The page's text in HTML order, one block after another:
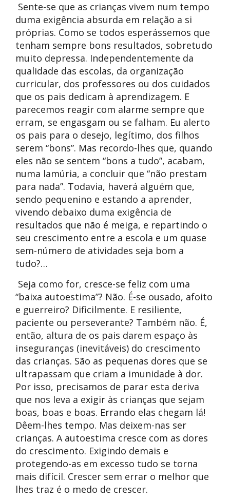
Sente-se que as crianças vivem num tempo
duma exigência absurda em relação a si
próprias. Como se todos esperássemos que
tenham sempre bons resultados, sobretudo
muito depressa. Independentemente da
qualidade das escolas, da organização
curricular, dos professores ou dos cuidados
que os pais dedicam à aprendizagem. E
parecemos reagir com alarme sempre que
erram, se engasgam ou se falham. Eu alerto
os pais para o desejo, legítimo, dos filhos
serem “bons”. Mas recordo-lhes que, quando
eles não se sentem “bons a tudo”, acabam,
numa lamúria, a concluir que “não prestam
para nada”. Todavia, haverá alguém que,
sendo pequenino e estando a aprender,
vivendo debaixo duma exigência de
resultados que não é meiga, e repartindo o
seu crescimento entre a escola e um quase
sem-número de atividades seja bom a
tudo?…
Seja como for, cresce-se feliz com uma
“baixa autoestima”? Não. É-se ousado, afoito
e guerreiro? Dificilmente. E resiliente,
paciente ou perseverante? Também não. É,
então, altura de os pais darem espaço às
inseguranças (inevitáveis) do crescimento
das crianças. São as pequenas dores que se
ultrapassam que criam a imunidade à dor.
Por isso, precisamos de parar esta deriva
que nos leva a exigir às crianças que sejam
boas, boas e boas. Errando elas chegam lá!
Dêem-lhes tempo. Mas deixem-nas ser
crianças. A autoestima cresce com as dores
do crescimento. Exigindo demais e
protegendo-as em excesso tudo se torna
mais difícil. Crescer sem errar o melhor que
lhes traz é o medo de crescer.